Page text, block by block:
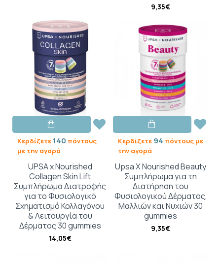
9,35€
Κερδίζετε 140 πόντους
με την αγορά
UPSA x Nourished
Collagen Skin Lift
Συμπλήρωμα Διατροφής
για το Φυσιολογικό
Σχηματισμό Κολλαγόνου
& Λειτουργία του
Δέρματος 30 gummies
14,05€
Κερδίζετε 94 πόντους με
την αγορά
Upsa X Nourished Beauty
Συμπλήρωμα για τη
Διατήρηση του
Φυσιολογικού Δέρματος,
Μαλλιών και Νυχιών 30
gummies
9,35€